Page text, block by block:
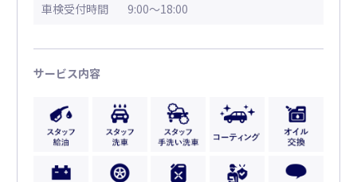
車検受付時間
9:00～18:00
サービス内容